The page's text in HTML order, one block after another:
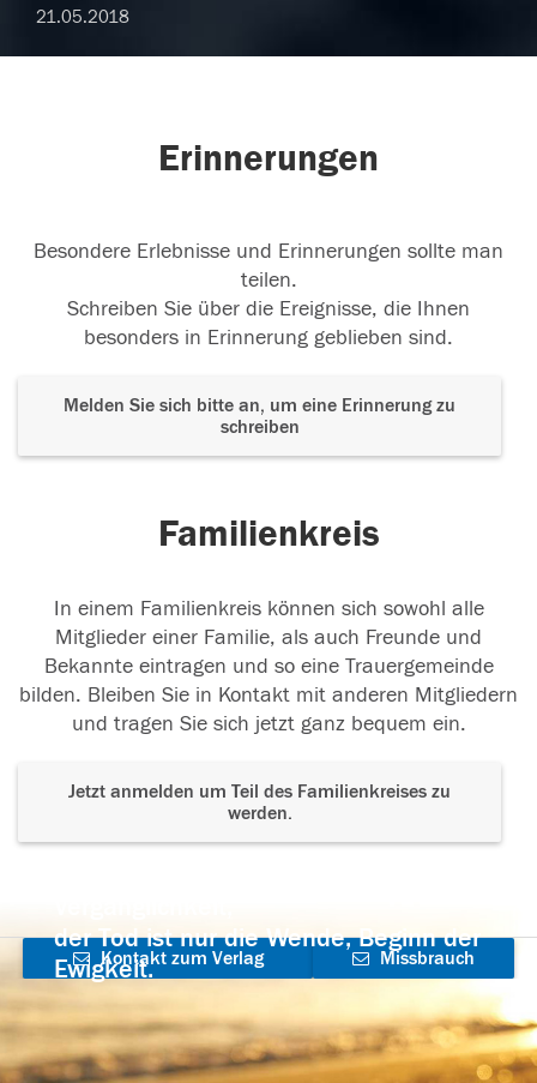
21.05.2018
Erinnerungen
Besondere Erlebnisse und Erinnerungen sollte man
teilen.
Schreiben Sie über die Ereignisse, die Ihnen
besonders in Erinnerung geblieben sind.
Melden Sie sich bitte an, um eine Erinnerung zu
schreiben
Familienkreis
In einem Familienkreis können sich sowohl alle
Mitglieder einer Familie, als auch Freunde und
Bekannte eintragen und so eine Trauergemeinde
bilden. Bleiben Sie in Kontakt mit anderen Mitgliedern
und tragen Sie sich jetzt ganz bequem ein.
Jetzt anmelden um Teil des Familienkreises zu
werden.
der Tod ist nur die Wende, Beginn der
Ewigkeit.
Kontakt zum Verlag
aufnehmen
Missbrauch